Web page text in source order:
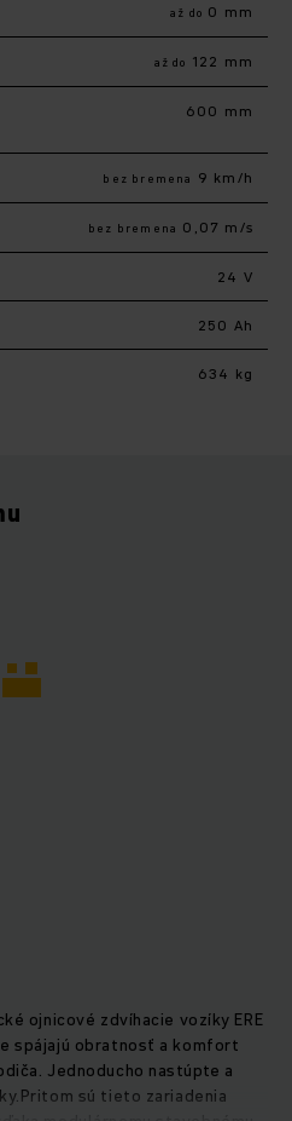
až do 0 mm
až do 122 mm
600 mm
bez bremena 9 km/h
bez bremena 0,07 m/s
24 V
250 Ah
634 kg
ojnicové zdvíhacie vozíky ERE
spájajú obratnosť a komfort
Jednoducho nastúpte a
sú tieto zariadenia